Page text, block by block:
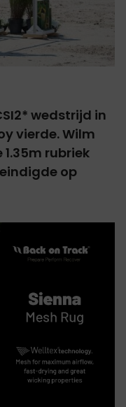
wedstrijd in
vierde. Wilm
rubriek
op